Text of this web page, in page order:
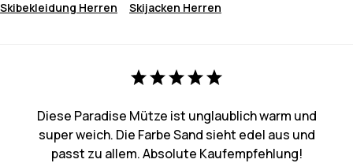
Skibekleidung Herren Skijacken Herren
Diese Paradise Mütze ist unglaublich warm und
super weich. Die Farbe Sand sieht edel aus und
passt zu allem. Absolute Kaufempfehlung!